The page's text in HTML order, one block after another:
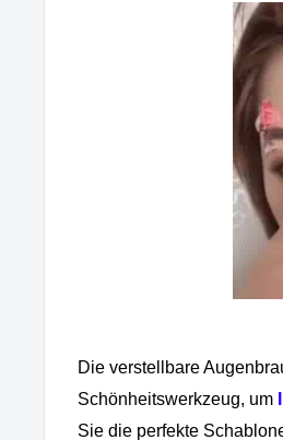
Die verstellbare
Schönheitswerkzeug, um
Sie die perfekte